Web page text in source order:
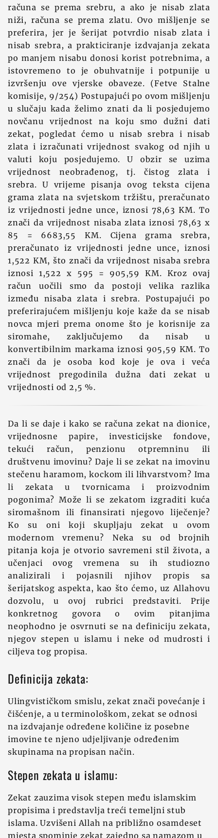
računa se prema srebru, a ako je nisab zlata
niži, računa se prema zlatu. Ovo mišljenje se
preferira, jer je šerijat potvrdio nisab zlata i
nisab srebra, a prakticiranje izdvajanja zekata
po manjem nisabu donosi korist potrebnima, a
istovremeno to je obuhvatnije i potpunije u
izvršenju ove vjerske obaveze. (Fetve Stalne
komisije, 9/254) Postupajući po ovom mišljenju
u slučaju kada ‍želimo znati da li posjedujemo
novčanu vrijednost na koju smo dužni dati
zekat, pogledat ćemo u nisab srebra i nisab
zlata i izračunati vrijednost svakog od njih u
valuti koju posjedujemo. U obzir se uzima
vrijednost neobrađenog, tj. čistog zlata i
srebra. U vrijeme pisanja ovog teksta cijena
grama zlata na svjetskom trž‍ištu, preračunato
iz vrijednosti jedne unce, iznosi 78,63 KM. To
znači da vrijednost nisaba zlata iznosi 78,63 x
85 = 6683,55 KM. Cijena grama srebra,
preračunato iz vrijednosti jedne unce, iznosi
1,522 KM, što znači da vrijednost nisaba srebra
iznosi 1,522 x 595 = 905,59 KM. Kroz ovaj
račun uočili smo da postoji velika razlika
između nisaba zlata i srebra. Postupajući po
preferirajućem mišljenju koje kaž‍e da se nisab
novca mjeri prema onome što je korisnije za
siromahe, zaključujemo da nisab u
konvertibilnim markama iznosi 905,59 KM. To
znači da je osoba kod koje je ova i veća
vrijednost pregodinila dužna dati zekat u
vrijednosti od 2,5 %.
Da li se daje i kako se računa zekat na dionice,
vrijednosne papire, investicijske fondove,
tekući račun, penzionu otpremninu ili
društvenu imovinu? Daje li se zekat na imovinu
stečenu haramom, kockom ili lihvarstvom? Ima
li zekata u tvornicama i proizvodnim
pogonima? Može li se zekatom izgraditi kuća
siromašnom ili finansirati njegovo liječenje?
Ko su oni koji skupljaju zekat u ovom
modernom vremenu? Neka su od brojnih
pitanja koja je otvorio savremeni stil života, a
učenjaci ovog vremena su ih studiozno
analizirali i pojasnili njihov propis sa
šerijatskog aspekta, kao što ćemo, uz Allahovu
dozvolu, u ovoj rubrici predstaviti. Prije
konkretnog govora o ovim pitanjima
neophodno je osvrnuti se na definiciju zekata,
njegov stepen u islamu i neke od mudrosti i
ciljeva tog propisa.
Definicija zekata:
Ulingvističkom smislu, zekat znači povećanje i
čišćenje, a u terminološkom, zekat se odnosi
na izdvajanje određene količine iz posebne
imovine te njeno udjeljivanje određenim
skupinama na propisan način.
Stepen zekata u islamu:
Zekat zauzima visok stepen među islamskim
propisima i predstavlja treći temeljni stub
islama. Uzvišeni Allah na približno osamdeset
mjesta spominje zekat zajedno sa namazom u